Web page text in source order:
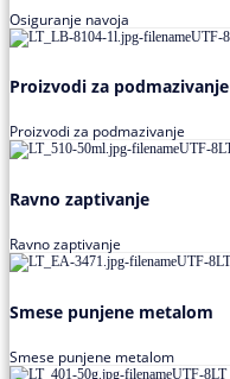
Osiguranje navoja
Proizvodi za podmazivanje
Proizvodi za podmazivanje
Ravno zaptivanje
Ravno zaptivanje
Smese punjene metalom
Smese punjene metalom